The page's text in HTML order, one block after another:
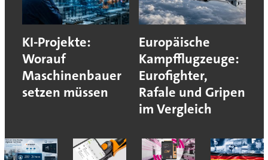
KI-Projekte:
Worauf
Maschinenbauer
setzen müssen
Europäische
Kampfflugzeuge:
Eurofighter,
Rafale und Gripen
im Vergleich